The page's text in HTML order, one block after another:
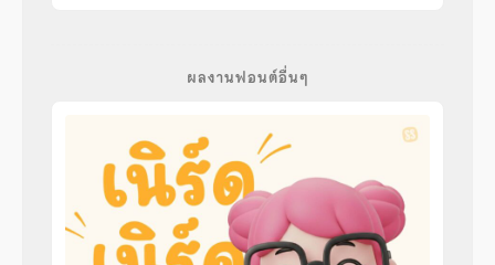
ผลงานฟอนต์อื่นๆ